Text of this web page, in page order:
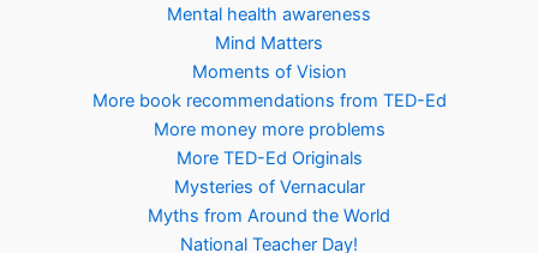
Mental health awareness
Mind Matters
Moments of Vision
More book recommendations from TED-Ed
More money more problems
More TED-Ed Originals
Mysteries of Vernacular
Myths from Around the World
National Teacher Day!